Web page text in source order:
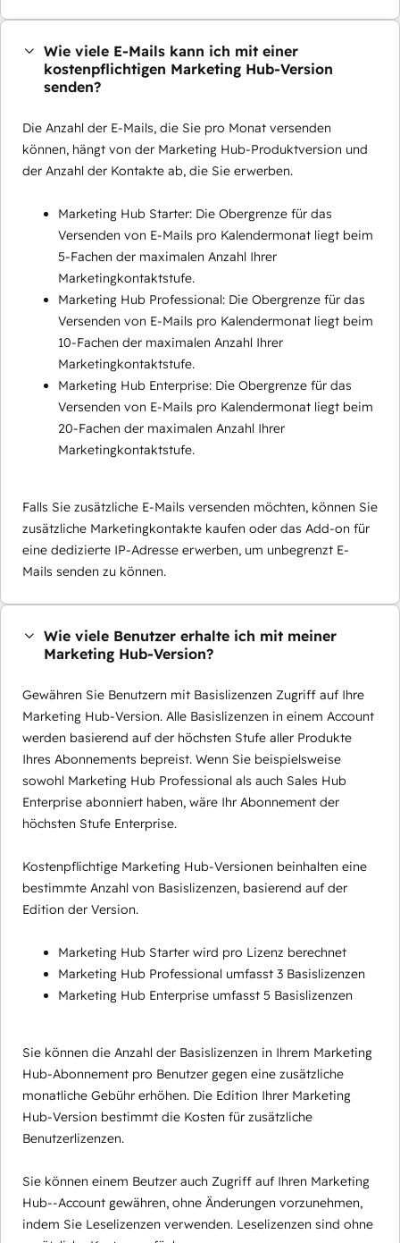
Wie viele E-Mails kann ich mit einer
kostenpflichtigen Marketing Hub-Version
senden?
Die Anzahl der E-Mails, die Sie pro Monat versenden
können, hängt von der Marketing Hub-Produktversion und
der Anzahl der Kontakte ab, die Sie erwerben.
Marketing Hub Starter: Die Obergrenze für das
Versenden von E-Mails pro Kalendermonat liegt beim
5-Fachen der maximalen Anzahl Ihrer
Marketingkontaktstufe.
Marketing Hub Professional: Die Obergrenze für das
Versenden von E-Mails pro Kalendermonat liegt beim
10-Fachen der maximalen Anzahl Ihrer
Marketingkontaktstufe.
Marketing Hub Enterprise: Die Obergrenze für das
Versenden von E-Mails pro Kalendermonat liegt beim
20-Fachen der maximalen Anzahl Ihrer
Marketingkontaktstufe.
Falls Sie zusätzliche E-Mails versenden möchten, können Sie
zusätzliche Marketingkontakte kaufen oder das Add-on für
eine dedizierte IP-Adresse erwerben, um unbegrenzt E-
Mails senden zu können.
Wie viele Benutzer erhalte ich mit meiner
Marketing Hub-Version?
Gewähren Sie Benutzern mit Basislizenzen Zugriff auf Ihre
Marketing Hub-Version. Alle Basislizenzen in einem Account
werden basierend auf der höchsten Stufe aller Produkte
Ihres Abonnements bepreist. Wenn Sie beispielsweise
sowohl Marketing Hub Professional als auch Sales Hub
Enterprise abonniert haben, wäre Ihr Abonnement der
höchsten Stufe Enterprise.
Kostenpflichtige Marketing Hub-Versionen beinhalten eine
bestimmte Anzahl von Basislizenzen, basierend auf der
Edition der Version.
Marketing Hub Starter wird pro Lizenz berechnet
Marketing Hub Professional umfasst 3 Basislizenzen
Marketing Hub Enterprise umfasst 5 Basislizenzen
Sie können die Anzahl der Basislizenzen in Ihrem Marketing
Hub-Abonnement pro Benutzer gegen eine zusätzliche
monatliche Gebühr erhöhen. Die Edition Ihrer Marketing
Hub-Version bestimmt die Kosten für zusätzliche
Benutzerlizenzen.
Sie können einem Beutzer auch Zugriff auf Ihren Marketing
Hub--Account gewähren, ohne Änderungen vorzunehmen,
indem Sie Leselizenzen verwenden. Leselizenzen sind ohne